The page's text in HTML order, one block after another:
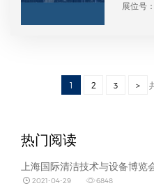
展位号
1 2 3 >
热门阅读
上海国际清洁技术与设备博览
2021-04-29 6848